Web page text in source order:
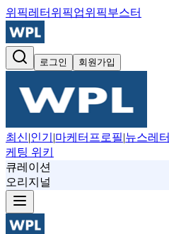
위픽레터 위픽업위픽부스터
로그인 회원가입
최신|인기 |마케터프로필|뉴스레터
케팅 위키
큐레이션
오리지널